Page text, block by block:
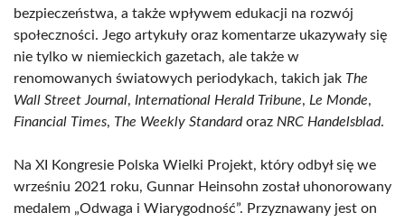
bezpieczeństwa, a także wpływem edukacji na rozwój
społeczności. Jego artykuły oraz komentarze ukazywały się
nie tylko w niemieckich gazetach, ale także w
renomowanych światowych periodykach, takich jak The
Wall Street Journal, International Herald Tribune, Le Monde,
Financial Times, The Weekly Standardoraz NRC Handelsblad.
Na XI Kongresie Polska Wielki Projekt, który odbył się we
wrześniu 2021 roku, Gunnar Heinsohn został uhonorowany
medalem „Odwaga i Wiarygodność”. Przyznawany jest on